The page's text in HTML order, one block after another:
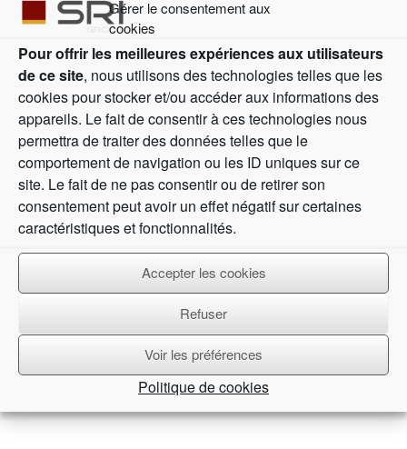
Gérer le consentement aux
cookies
Pour offrir les meilleures expériences aux utilisateurs
de ce site, nous utilisons des technologies telles que les
cookies pour stocker et/ou accéder aux informations des
appareils. Le fait de consentir à ces technologies nous
permettra de traiter des données telles que le
comportement de navigation ou les ID uniques sur ce
site. Le fait de ne pas consentir ou de retirer son
consentement peut avoir un effet négatif sur certaines
caractéristiques et fonctionnalités.
Accepter les cookies
Refuser
Voir les préférences
Politique de cookies